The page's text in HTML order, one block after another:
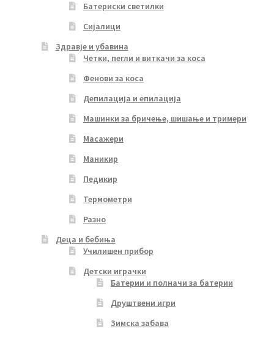
Батериски светилки
Сијалици
Здравје и убавина
Четки, пегли и виткачи за коса
Фенови за коса
Депилација и епилација
Машинки за бричење, шишање и тримери
Масажери
Маникир
Педикир
Термометри
Разно
Деца и бебиња
Училишен прибор
Детски играчки
Батерии и полначи за батерии
Друштвени игри
Зимска забава